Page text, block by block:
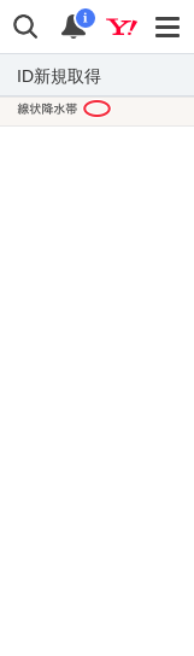
検索 通知
i
ID新規取得